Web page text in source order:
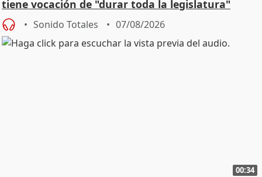
tiene vocación de "durar toda la legislatura"
Sonido Totales 07/08/2026
00:34